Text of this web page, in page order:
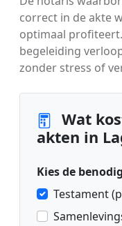
correct in de akte
optimaal
begeleiding
zonder stress of
Wat
akten in
Kies de
Testament